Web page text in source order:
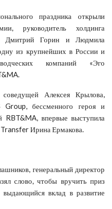
праздника открыли
руководитель холдинга
Дмитрий Горин и Людмила
из крупнейших в России и
компаний «Эго
Алексея Крылова,
Group, бессменного героя и
RBT&MA, впервые выступила
Ирина Ермакова.
генеральный директор
слово, чтобы вручить приз
вклад в развитие